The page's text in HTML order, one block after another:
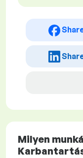
Milyen